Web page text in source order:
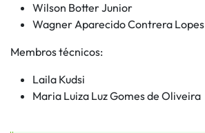
Wilson Botter Junior
Wagner Aparecido Contrera Lopes
Membros técnicos:
Laila Kudsi
Maria Luiza Luz Gomes de Oliveira